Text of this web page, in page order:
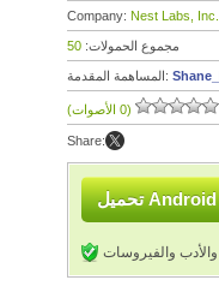
Company: Nest Labs, Inc.
مجموع الحمولات: 50
المساهمة المقدمة:
(0 الأصوات)
Share:
تحميل Android
والفيروسات